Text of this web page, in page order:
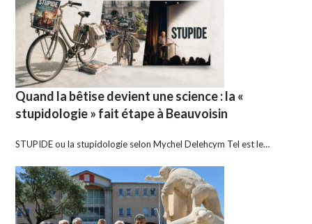
Quand la bêtise devient une science : la «
stupidologie » fait étape à Beauvoisin
STUPIDE ou la stupidologie selon Mychel Delehcym Tel est le…